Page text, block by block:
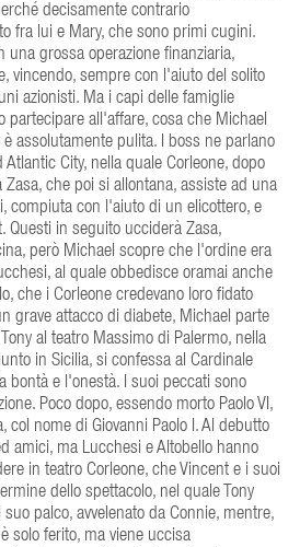
decisamente contrario
fra lui e Mary, che sono primi cugini.
una grossa operazione finanziaria,
vincendo, sempre con l'aiuto del solito
azionisti. Ma i capi delle famiglie
partecipare all'affare, cosa che Michael
assolutamente pulita. I boss ne parlano
City, nella quale Corleone, dopo
che poi si allontana, assiste ad una
compiuta con l'aiuto di un elicottero, e
Questi in seguito ucciderà Zasa,
però Michael scopre che l'ordine era
al quale obbedisce oramai anche
che i Corleone credevano loro fidato
grave attacco di diabete, Michael parte
al teatro Massimo di Palermo, nella
in Sicilia, si confessa al Cardinale
bontà e l'onestà. I suoi peccati sono
Poco dopo, essendo morto Paolo VI,
col nome di Giovanni Paolo I. Al debutto
amici, ma Lucchesi e Altobello hanno
in teatro Corleone, che Vincent e i suoi
dello spettacolo, nel quale Tony
palco, avvelenato da Connie, mentre,
solo ferito, ma viene uccisa